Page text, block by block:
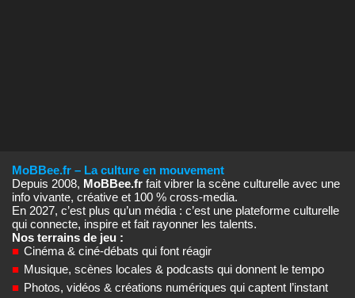
MoBBee.fr – La culture en mouvement
Depuis 2008, MoBBee.fr fait vibrer la scène culturelle avec une
info vivante, créative et 100 % cross‑media.
En 2027, c’est plus qu’un média : c’est une plateforme culturelle
qui connecte, inspire et fait rayonner les talents.
Nos terrains de jeu :
■ Cinéma & ciné‑débats qui font réagir
■ Musique, scènes locales & podcasts qui donnent le tempo
■ Photos, vidéos & créations numériques qui captent l’instant